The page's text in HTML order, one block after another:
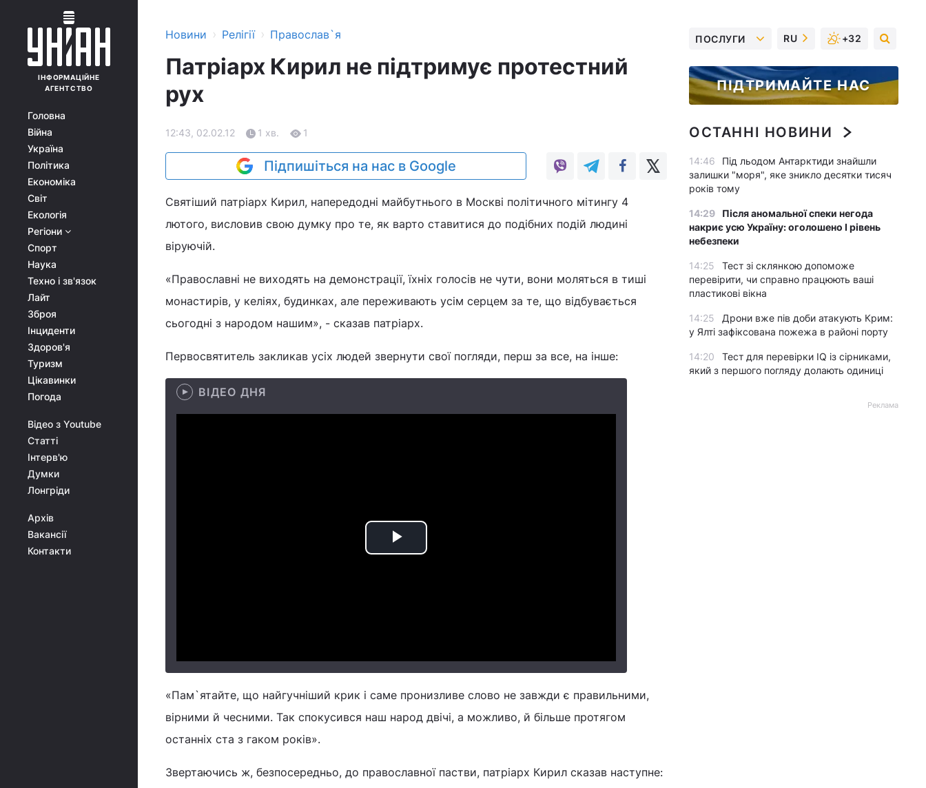
ІНФОРМАЦІЙНЕ
АГЕНТСТВО
Головна
Війна
Україна
Політика
Економіка
Світ
Екологія
Регіони
Спорт
Наука
Техно і зв'язок
Лайт
Зброя
Інциденти
Здоров'я
Туризм
Цікавинки
Погода
Відео з Youtube
Статті
Інтерв'ю
Думки
Лонгріди
Архів
Вакансії
Контакти
Новини › Релігії › Православ`я
Патріарх Кирил не підтримує протестний
рух
12:43, 02.02.12 1 хв. 1
Підпишіться на нас в Google
Святіший патріарх Кирил, напередодні майбутнього в Москві політичного мітингу 4
лютого, висловив свою думку про те, як варто ставитися до подібних подій людині
віруючій.
«Православні не виходять на демонстрації, їхніх голосів не чути, вони моляться в тиші
монастирів, у келіях, будинках, але переживають усім серцем за те, що відбувається
сьогодні з народом нашим», - сказав патріарх.
Первосвятитель закликав усіх людей звернути свої погляди, перш за все, на інше:
ВІДЕО ДНЯ
Play
«Пам`ятайте, що найгучніший крик і саме пронизливе слово не завжди є правильними,
вірними й чесними. Так спокусився наш народ двічі, а можливо, й більше протягом
останніх ста з гаком років».
Звертаючись ж, безпосередньо, до православної пастви, патріарх Кирил сказав наступне:
ПОСЛУГИ RU +32
ПІДТРИМАЙТЕ НАС
ОСТАННІ НОВИНИ
14:46
Під льодом Антарктиди знайшли
залишки "моря", яке зникло десятки тисяч
років тому
14:29
Після аномальної спеки негода
накриє усю Україну: оголошено І рівень
небезпеки
14:25
Тест зі склянкою допоможе
перевірити, чи справно працюють ваші
пластикові вікна
14:25
Дрони вже пів доби атакують Крим:
у Ялті зафіксована пожежа в районі порту
14:20
Тест для перевірки IQ із сірниками,
який з першого погляду долають одиниці
Реклама